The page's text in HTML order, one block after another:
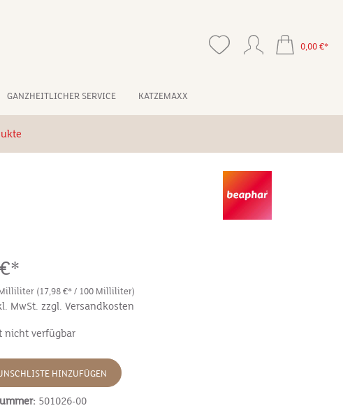
0,00 €*
GANZHEITLICHER SERVICE KATZEMAXX
(17,98 €* / 100 Milliliter)
MwSt. zzgl. Versandkosten
nicht verfügbar
HINZUFÜGEN
501026-00